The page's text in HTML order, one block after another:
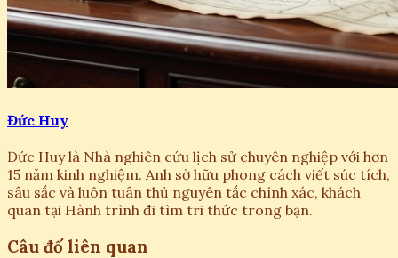
Đức Huy
Đức Huy là Nhà nghiên cứu lịch sử chuyên nghiệp với hơn
15 năm kinh nghiệm. Anh sở hữu phong cách viết súc tích,
sâu sắc và luôn tuân thủ nguyên tắc chính xác, khách
quan tại Hành trình đi tìm tri thức trong bạn.
Câu đố liên quan